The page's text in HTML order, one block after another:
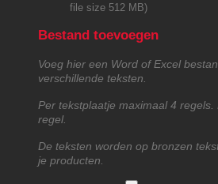
file size 512 MB)
Bestand toevoegen
Voeg hier een Word of Excel
verschillende teksten.
Per tekstplaatje maximaal 4
regel.
De teksten worden op bronzen
je producten.